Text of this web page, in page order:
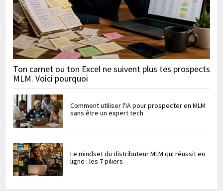
Ton carnet ou ton Excel ne suivent plus tes prospects
MLM. Voici pourquoi
Comment utiliser l'IA pour prospecter en MLM
sans être un expert tech
Le mindset du distributeur MLM qui réussit en
ligne : les 7 piliers